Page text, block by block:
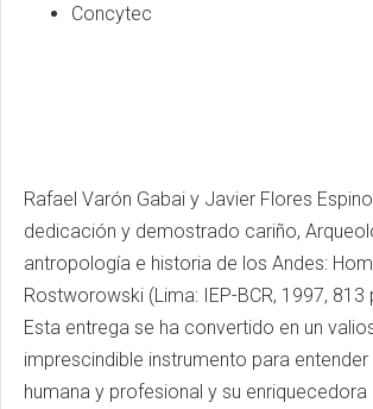
Concytec
Rafael Varón Gabai y Javier Flores
dedicación y demostrado cariño,
antropología e historia de los Andes:
Rostworowski (Lima: IEP-BCR, 1997, 813
Esta entrega se ha convertido en un
imprescindible instrumento para entender
humana y profesional y su enriquecedora